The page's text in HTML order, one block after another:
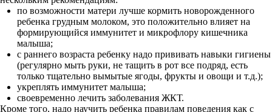
по возможности матери лучше кормить новорожденного
ребенка грудным молоком, это положительно влияет на
формирующийся иммунитет и микрофлору кишечника
малыша;
с раннего возраста ребенку надо прививать навыки гигиены
(регулярно мыть руки, не тащить в рот все подряд, есть
только тщательно вымытые ягоды, фрукты и овощи и т.д.);
укреплять иммунитет малыша;
своевременно лечить заболевания ЖКТ.
Кроме того, надо научить ребенка правилам поведения как с